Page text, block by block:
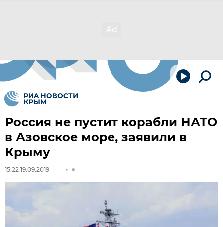
Россия не пустит корабли НАТО
в Азовское море, заявили в
Крыму
15:22 19.09.2019